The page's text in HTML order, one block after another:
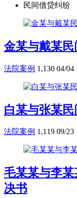
民间借贷纠纷
金某与戴某
法院案例 1,130 04/04
白某与张某
法院案例 1,119 09/23
毛某某与李
决书